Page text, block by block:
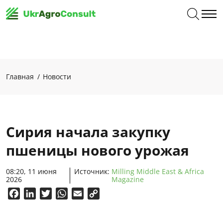
Главная Новости
Сирия начала закупку
пшеницы нового урожая
08:20, 11 июня
2026
Источник: Milling Middle East & Africa
Magazine
FacebookLinkedInTwitterWhatsApp
Email